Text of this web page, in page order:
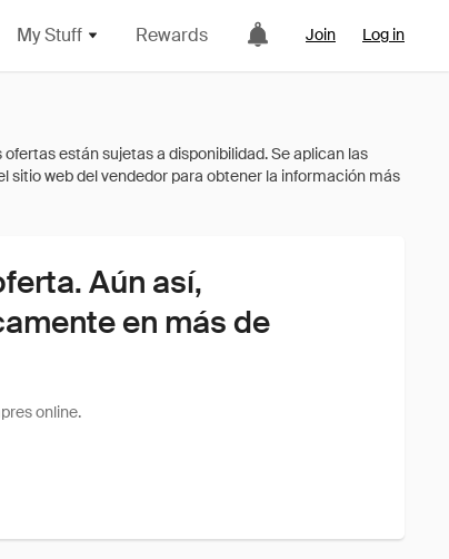
My Stuff Rewards Join Log in
Aún así,
en más de
online.